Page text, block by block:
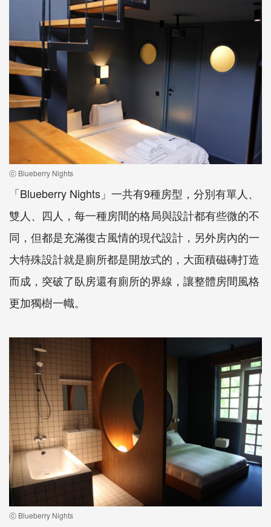
ⓒ Blueberry Nights
「Blueberry Nights」一共有9種房型，分別有單人、
雙人、四人，每一種房間的格局與設計都有些微的不
同，但都是充滿復古風情的現代設計，另外房內的一
大特殊設計就是廁所都是開放式的，大面積磁磚打造
而成，突破了臥房還有廁所的界線，讓整體房間風格
更加獨樹一幟。
ⓒ Blueberry Nights